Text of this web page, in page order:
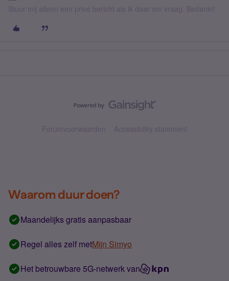
Stuur mij alleen een privé bericht als ik daar om vraag. Bedankt!
Forumvoorwaarden Accessibility statement
Waarom duur doen?
Maandelijks gratis aanpasbaar
Regel alles zelf metMijn Simyo
Het betrouwbare 5G-netwerk van